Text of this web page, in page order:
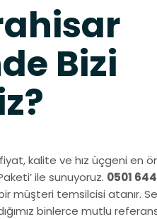
Bizi
kalite ve hız üçgeni en
ile sunuyoruz. 0501
müşteri temsilcisi atanır.
binlerce mutlu